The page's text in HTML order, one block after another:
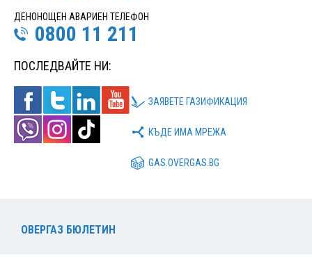
ДЕНОНОЩЕН АВАРИЕН ТЕЛЕФОН
0800 11 211
ПОСЛЕДВАЙТЕ НИ:
ЗАЯВЕТЕ ГАЗИФИКАЦИЯ
КЪДЕ ИМА МРЕЖА
GAS.OVERGAS.BG
ОВЕРГАЗ БЮЛЕТИН